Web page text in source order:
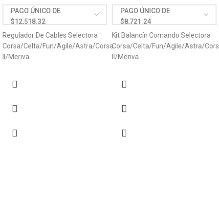
Regulador De Cables Selectora
Corsa/Celta/Fun/Agile/Astra/Corsa
II/Meriva
Kit Balancín Comando Selectora
Corsa/Celta/Fun/Agile/Astra/
II/Meriva